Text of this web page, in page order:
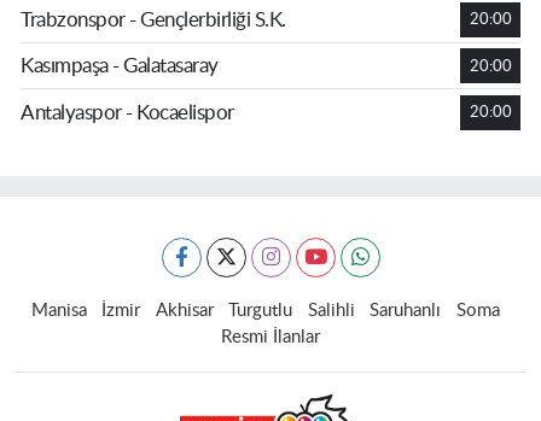
Trabzonspor - Gençlerbirliği S.K. 20:00
Kasımpaşa - Galatasaray 20:00
Antalyaspor - Kocaelispor 20:00
Manisa İzmir Akhisar Turgutlu Salihli Saruhanlı
Soma
Resmi İlanlar